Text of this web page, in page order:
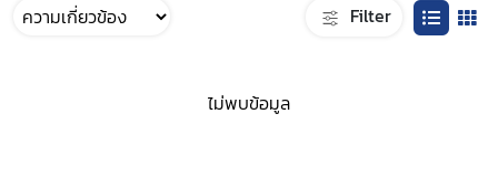
Filter
ไม่พบข้อมูล